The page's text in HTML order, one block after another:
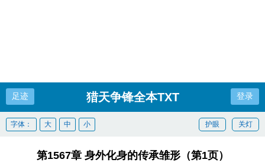
足迹 猎天争锋全本TXT 登录
关灯
护眼
字体： 大 中 小
第1567章 身外化身的传承雏形（第1页）